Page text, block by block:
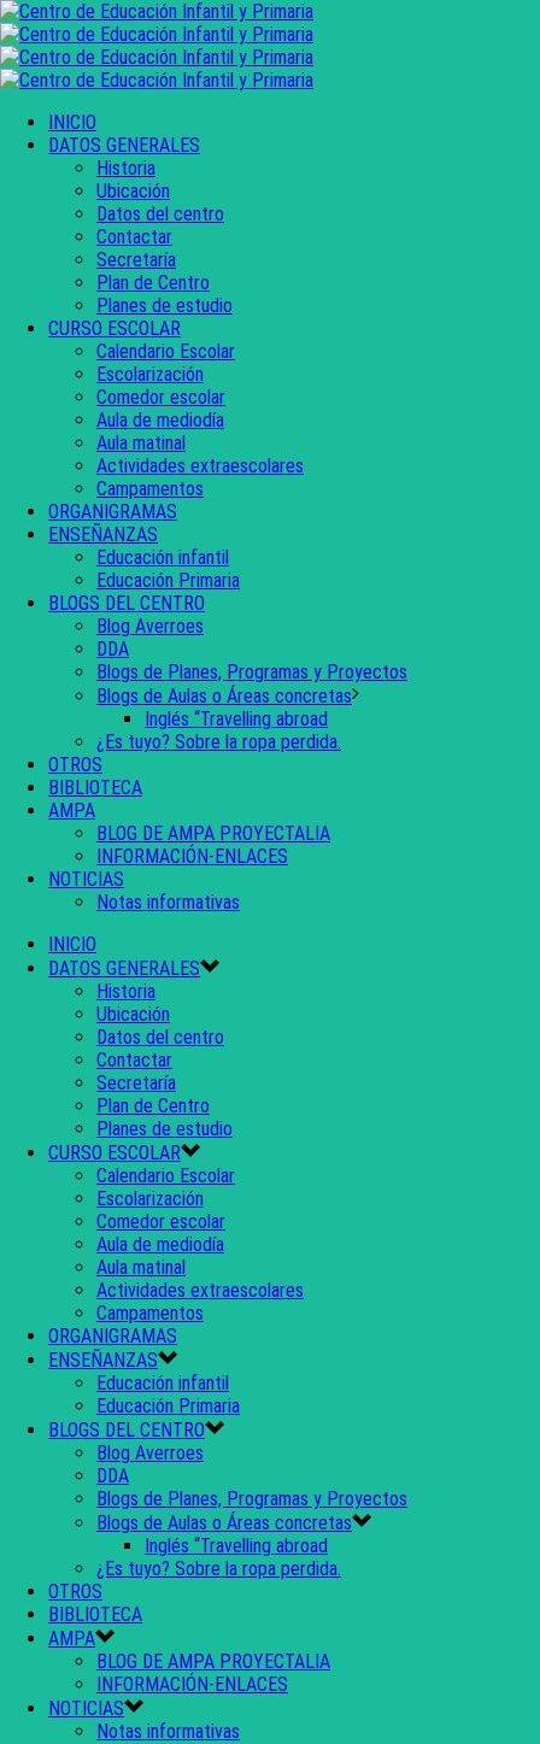
INICIO
DATOS GENERALES
Historia
Ubicación
Datos del centro
Contactar
Secretaría
Plan de Centro
Planes de estudio
CURSO ESCOLAR
Calendario Escolar
Escolarización
Comedor escolar
Aula de mediodía
Aula matinal
Actividades extraescolares
Campamentos
ORGANIGRAMAS
ENSEÑANZAS
Educación infantil
Educación Primaria
BLOGS DEL CENTRO
Blog Averroes
DDA
Blogs de Planes, Programas y Proyectos
Blogs de Aulas o Áreas concretas
Inglés “Travelling abroad
¿Es tuyo? Sobre la ropa perdida.
OTROS
BIBLIOTECA
AMPA
BLOG DE AMPA PROYECTALIA
INFORMACIÓN-ENLACES
NOTICIAS
Notas informativas
INICIO
DATOS GENERALES
Historia
Ubicación
Datos del centro
Contactar
Secretaría
Plan de Centro
Planes de estudio
CURSO ESCOLAR
Calendario Escolar
Escolarización
Comedor escolar
Aula de mediodía
Aula matinal
Actividades extraescolares
Campamentos
ORGANIGRAMAS
ENSEÑANZAS
Educación infantil
Educación Primaria
BLOGS DEL CENTRO
Blog Averroes
DDA
Blogs de Planes, Programas y Proyectos
Blogs de Aulas o Áreas concretas
Inglés “Travelling abroad
¿Es tuyo? Sobre la ropa perdida.
OTROS
BIBLIOTECA
AMPA
BLOG DE AMPA PROYECTALIA
INFORMACIÓN-ENLACES
NOTICIAS
Notas informativas